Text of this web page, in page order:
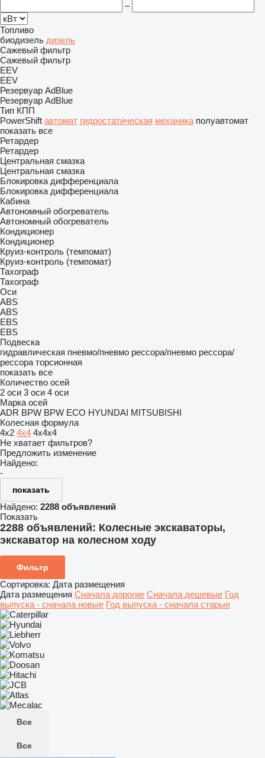
–
Топливо
биодизель дизель
Сажевый фильтр
Сажевый фильтр
EEV
EEV
Резервуар AdBlue
Резервуар AdBlue
Тип КПП
PowerShift автомат гидростатическая механика полуавтомат
показать все
Ретардер
Ретардер
Центральная смазка
Центральная смазка
Блокировка дифференциала
Блокировка дифференциала
Кабина
Автономный обогреватель
Автономный обогреватель
Кондиционер
Кондиционер
Круиз-контроль (темпомат)
Круиз-контроль (темпомат)
Тахограф
Тахограф
Оси
ABS
ABS
EBS
EBS
Подвеска
гидравлическая пневмо/пневмо рессора/пневмо рессора/
рессора торсионная
показать все
Количество осей
2 оси 3 оси 4 оси
Марка осей
ADR BPW BPW ECO HYUNDAI MITSUBISHI
Колесная формула
4x2 4x4 4x4x4
Не хватает фильтров?
Предложить изменение
Найдено:
-
показать
Найдено: 2288 объявлений
Показать
2288 объявлений: Колесные экскаваторы,
экскаватор на колесном ходу
Фильтр
Сортировка: Дата размещения
Дата размещения Сначала дорогие Сначала дешевые Год
выпуска - сначала новые Год выпуска - сначала старые
Все
Все